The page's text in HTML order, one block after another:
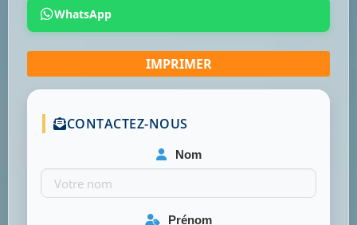
WhatsApp
CONTACTEZ-NOUS
Nom
Prénom